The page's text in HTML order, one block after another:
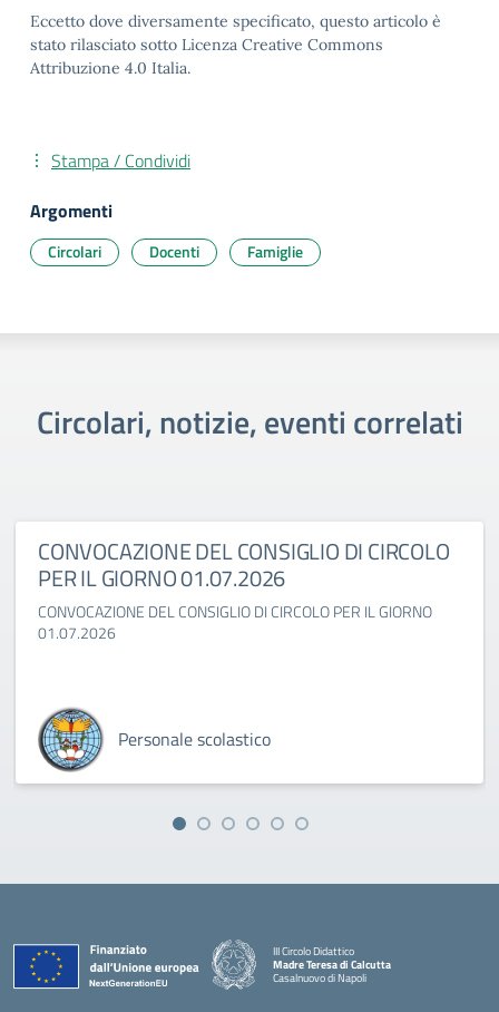
Eccetto dove diversamente specificato, questo articolo è
stato rilasciato sotto Licenza Creative Commons
Attribuzione 4.0 Italia.
Stampa / Condividi
Argomenti
Circolari Docenti Famiglie
Circolari, notizie, eventi correlati
CONVOCAZIONE DEL CONSIGLIO DI CIRCOLO
PER IL GIORNO 01.07.2026
CONVOCAZIONE DEL CONSIGLIO DI CIRCOLO PER IL GIORNO
01.07.2026
Personale scolastico
III Circolo Didattico
Madre Teresa di Calcutta
Casalnuovo di Napoli
— Visita la pagina iniziale della scuola